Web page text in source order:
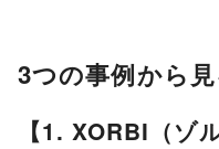
3つの事例から
【1. XORBI（ゾ